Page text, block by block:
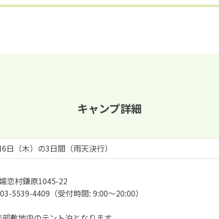
キャンプ詳細
（木）の3日間（雨天決行）
恋村鎌原1045-22
5539-4409（受付時間: 9:00～20:00）